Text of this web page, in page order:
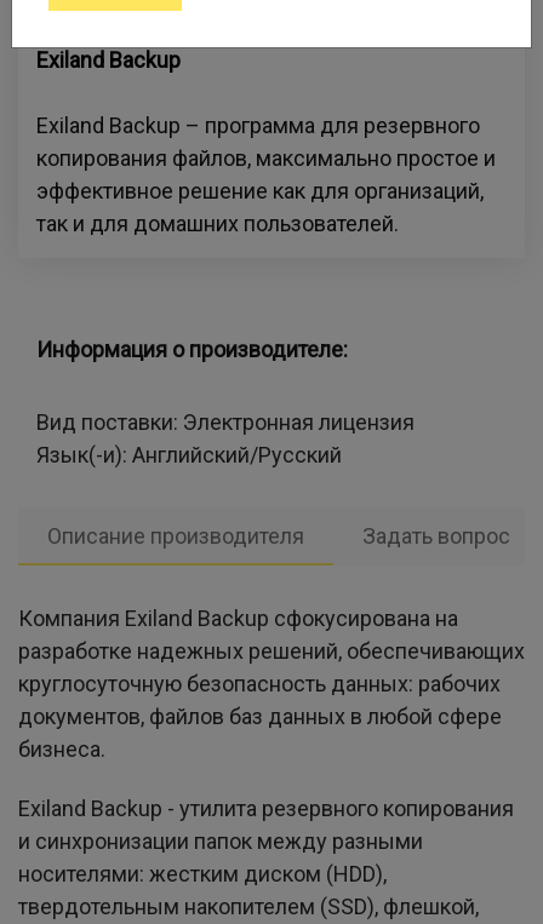
Exiland Backup
Exiland Backup – программа для резервного
копирования файлов, максимально простое и
эффективное решение как для организаций,
так и для домашних пользователей.
Информация о производителе:
Вид поставки: Электронная лицензия
Язык(-и): Английский/Русский
Описание производителя Задать вопрос
Компания Exiland Backup сфокусирована на
разработке надежных решений, обеспечивающих
круглосуточную безопасность данных: рабочих
документов, файлов баз данных в любой сфере
бизнеса.
Exiland Backup - утилита резервного копирования
и синхронизации папок между разными
носителями: жестким диском (HDD),
твердотельным накопителем (SSD), флешкой,